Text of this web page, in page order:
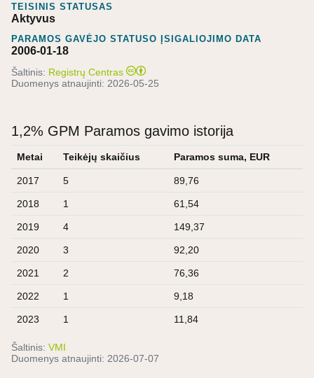
TEISINIS STATUSAS
Aktyvus
PARAMOS GAVĖJO STATUSO ĮSIGALIOJIMO DATA
2006-01-18
Šaltinis: Registrų Centras
Duomenys atnaujinti: 2026-05-25
1,2% GPM Paramos gavimo istorija
Metai Teikėjų skaičius Paramos suma, EUR
2017 5 89,76
2018 1 61,54
2019 4 149,37
2020 3 92,20
2021 2 76,36
2022 1 9,18
2023 1 11,84
Šaltinis: VMI
Duomenys atnaujinti: 2026-07-07